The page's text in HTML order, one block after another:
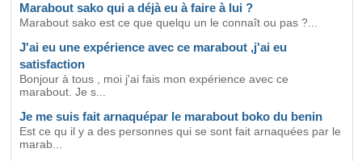
Marabout sako qui a déjà eu à faire à lui ?
Marabout sako est ce que quelqu un le connaît ou pas ?...
J'ai eu une expérience avec ce marabout ,j'ai eu
satisfaction
Bonjour à tous , moi j'ai fais mon expérience avec ce
marabout. Je s...
Je me suis fait arnaquépar le marabout boko du benin
Est ce qu il y a des personnes qui se sont fait arnaquées par le
marab...